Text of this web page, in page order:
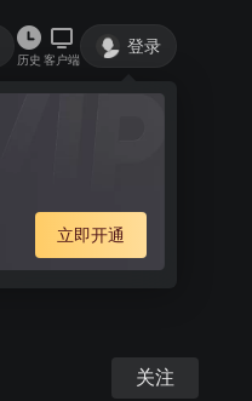
历史 客户端
登录
立即开通
关注